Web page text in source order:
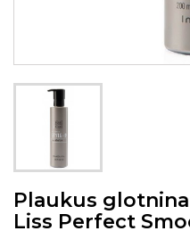
Plaukus
Liss Perfect